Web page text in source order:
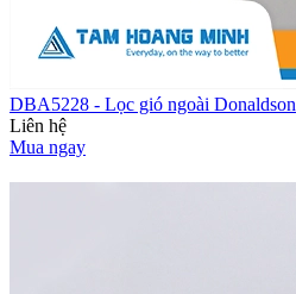
DBA5228 - Lọc gió ngoài Donaldson
Liên hệ
Mua ngay